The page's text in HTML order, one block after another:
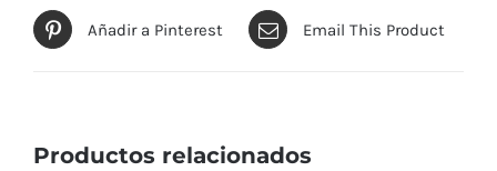
Añadir a Pinterest Email This Product
Productos relacionados